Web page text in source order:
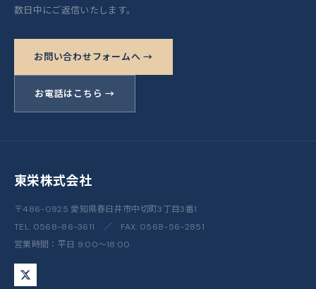
数日中にご返信いたします。
お問い合わせフォームへ →
お電話はこちら →
東栄株式会社
〒486-0925 愛知県春日井市中切町3丁目3番1
TEL: 0568-86-3611 ／ FAX: 0568-56-2851
営業時間：平日 9:00〜18:00